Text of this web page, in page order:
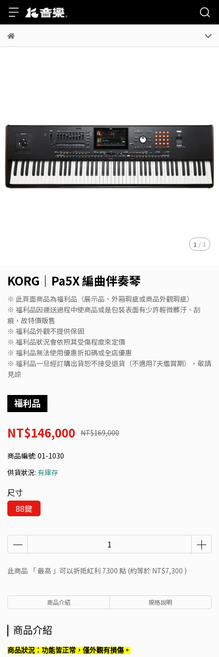
1 /3
KORG｜Pa5X 編曲伴奏琴
※ 此頁面商品為福利品（展示品、外箱瑕疵或商品外觀瑕疵）
※ 福利品因運送過程中使商品或是包裝表面有少許輕微髒汙、刮
痕，故特價販售
※ 福利品外觀不提供保固
※ 福利品狀況會依照其受傷程度來定價
※ 福利品無法使用優惠折扣碼或全店優惠
※ 福利品一旦經訂購出貨恕不接受退貨（不適用7天鑑賞期），敬請
見諒
福利品
NT$146,000 NT$169,000
商品編號: 01-1030
供貨狀況: 有庫存
尺寸
88鍵
此商品 「 最高 」可以折抵紅利 7300 點 (約等於 NT$7,300 )
商品介紹 規格說明
商品介紹
商品狀況：功能皆正常，僅外觀有損傷。